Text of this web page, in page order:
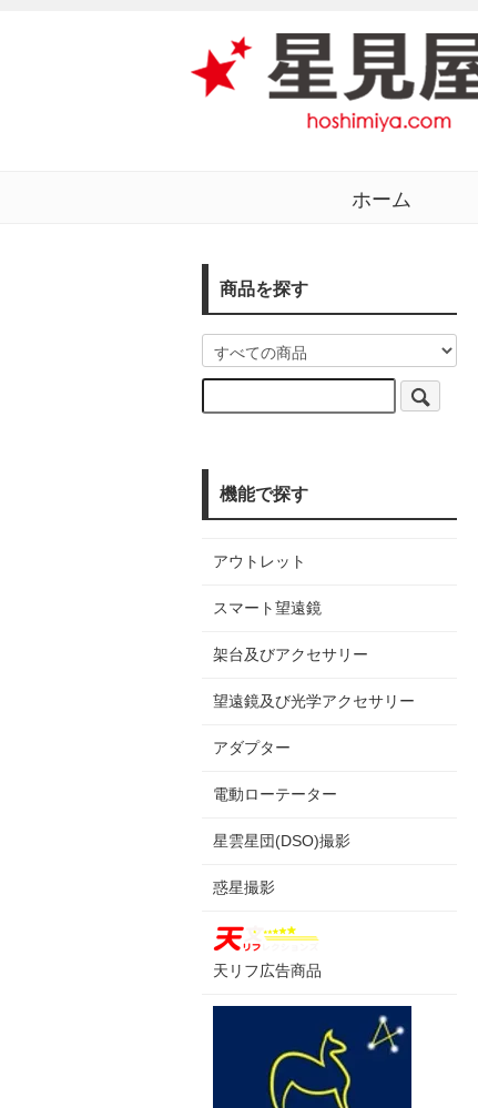
ホーム
商品を探す
機能で探す
アウトレット
スマート望遠鏡
架台及びアクセサリー
望遠鏡及び光学アクセサリー
アダプター
電動ローテーター
星雲星団(DSO)撮影
惑星撮影
天リフ広告商品